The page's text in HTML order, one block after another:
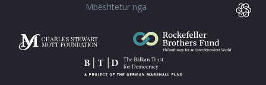
Mbështetur nga